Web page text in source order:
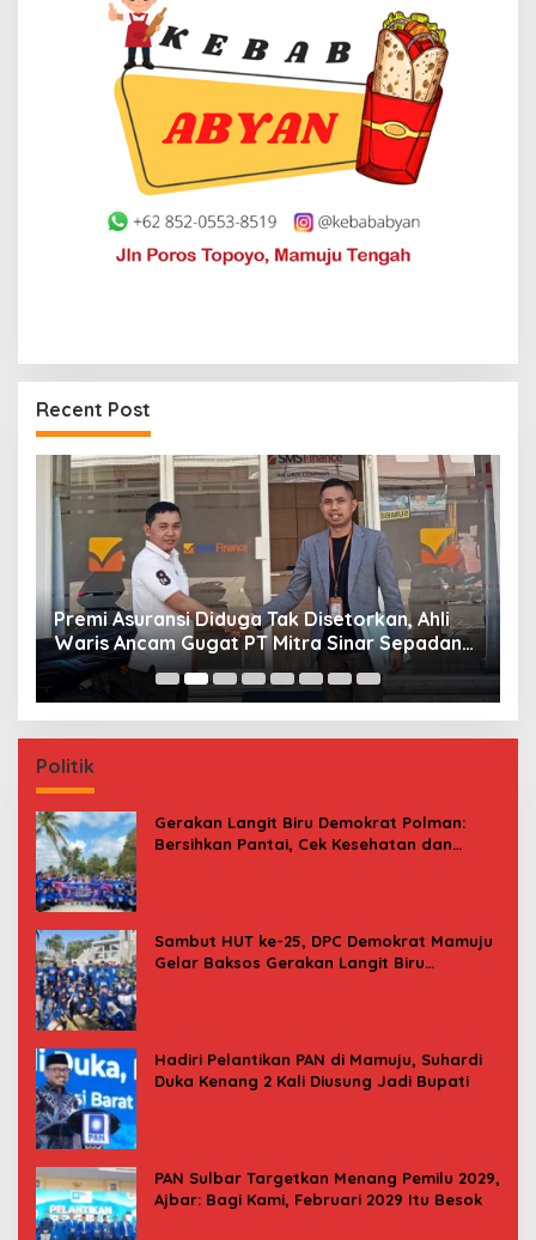
Recent Post
Premi Asuransi Diduga Tak Disetorkan, Ahli
Waris Ancam Gugat PT Mitra Sinar Sepadan
Finance ke PN Mamuju
Politik
Gerakan Langit Biru Demokrat Polman:
Bersihkan Pantai, Cek Kesehatan dan
Sambut HUT ke-25, DPC Demokrat Mamuju
Gelar Baksos Gerakan Langit Biru
Hadiri Pelantikan PAN di Mamuju, Suhardi
Duka Kenang 2 Kali Diusung Jadi Bupati
PAN Sulbar Targetkan Menang Pemilu 2029,
Ajbar: Bagi Kami, Februari 2029 Itu Besok